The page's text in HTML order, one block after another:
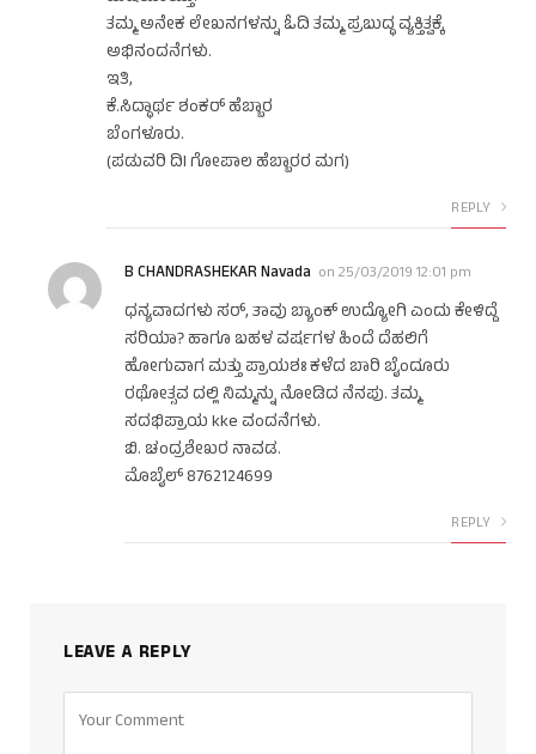
ತಮ್ಮ ಅನೇಕ ಲೇಖನಗಳನ್ನು ಓದಿ ತಮ್ಮ ಪ್ರಬುದ್ಧ ವ್ಯಕ್ತಿತ್ವಕ್ಕೆ
ಅಭಿನಂದನೆಗಳು.
ಇತಿ,
ಕೆ.ಸಿದ್ಧಾರ್ಥ ಶಂಕರ್ ಹೆಬ್ಬಾರ
ಬೆಂಗಳೂರು.
(ಪಡುವರಿ ದಿl ಗೋಪಾಲ ಹೆಬ್ಬಾರರ ಮಗ)
REPLY
B CHANDRASHEKAR Navada on 25/03/2019 12:01 pm
ಧನ್ಯವಾದಗಳು ಸರ್, ತಾವು ಬ್ಯಾಂಕ್ ಉದ್ಯೋಗಿ ಎಂದು ಕೇಳಿದ್ದೆ
ಸರಿಯಾ? ಹಾಗೂ ಬಹಳ ವರ್ಷಗಳ ಹಿಂದೆ ದೆಹಲಿಗೆ
ಹೋಗುವಾಗ ಮತ್ತು ಪ್ರಾಯಶಃ ಕಳೆದ ಬಾರಿ ಬೈಂದೂರು
ರಥೋತ್ಸವ ದಲ್ಲಿ ನಿಮ್ಮನ್ನು ನೋಡಿದ ನೆನಪು. ತಮ್ಮ
ಸದಭಿಪ್ರಾಯ kke ವಂದನೆಗಳು.
ಬಿ. ಚಂದ್ರಶೇಖರ ನಾವಡ.
ಮೊಬೈಲ್ 8762124699
REPLY
LEAVE A REPLY